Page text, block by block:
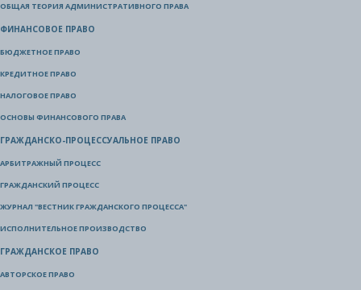
ОБЩАЯ ТЕОРИЯ АДМИНИСТРАТИВНОГО ПРАВА
ФИНАНСОВОЕ ПРАВО
БЮДЖЕТНОЕ ПРАВО
КРЕДИТНОЕ ПРАВО
НАЛОГОВОЕ ПРАВО
ОСНОВЫ ФИНАНСОВОГО ПРАВА
ГРАЖДАНСКО-ПРОЦЕССУАЛЬНОЕ ПРАВО
АРБИТРАЖНЫЙ ПРОЦЕСС
ГРАЖДАНСКИЙ ПРОЦЕСС
ЖУРНАЛ "ВЕСТНИК ГРАЖДАНСКОГО ПРОЦЕССА"
ИСПОЛНИТЕЛЬНОЕ ПРОИЗВОДСТВО
ГРАЖДАНСКОЕ ПРАВО
АВТОРСКОЕ ПРАВО